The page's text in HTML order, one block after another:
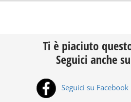
Ti è piaciuto
Seguici anche
Seguici su Facebook